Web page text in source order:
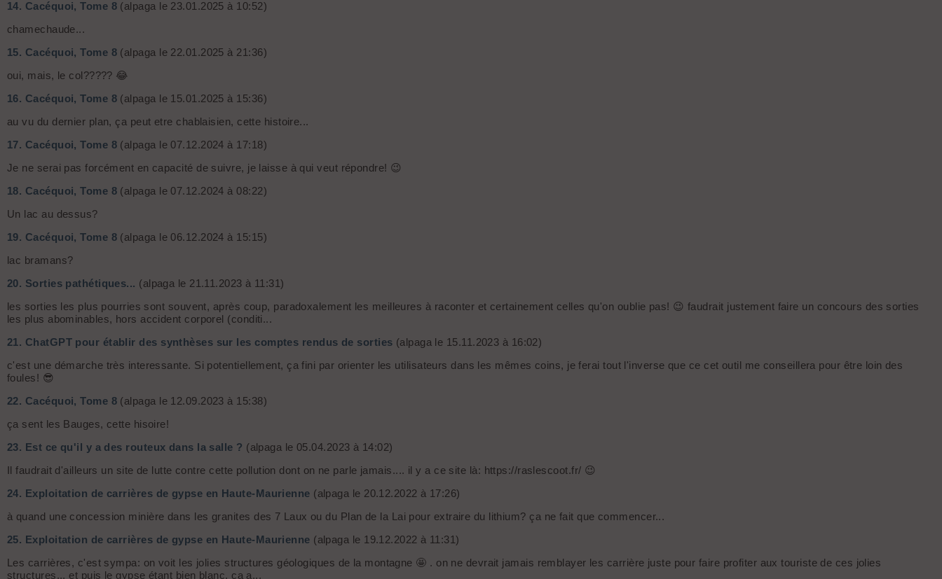
14. Cacéquoi, Tome 8 (alpaga le 23.01.2025 à 10:52)
chamechaude...
15. Cacéquoi, Tome 8 (alpaga le 22.01.2025 à 21:36)
oui, mais, le col????? 😂
16. Cacéquoi, Tome 8 (alpaga le 15.01.2025 à 15:36)
au vu du dernier plan, ça peut etre chablaisien, cette histoire...
17. Cacéquoi, Tome 8 (alpaga le 07.12.2024 à 17:18)
Je ne serai pas forcément en capacité de suivre, je laisse à qui veut répondre! 😉
18. Cacéquoi, Tome 8 (alpaga le 07.12.2024 à 08:22)
Un lac au dessus?
19. Cacéquoi, Tome 8 (alpaga le 06.12.2024 à 15:15)
lac bramans?
20. Sorties pathétiques... (alpaga le 21.11.2023 à 11:31)
les sorties les plus pourries sont souvent, après coup, paradoxalement les meilleures à raconter et certainement celles qu'on oublie pas! 😉 faudrait justement faire un concours des sorties
les plus abominables, hors accident corporel (conditi...
21. ChatGPT pour établir des synthèses sur les comptes rendus de sorties (alpaga le 15.11.2023 à 16:02)
c'est une démarche très interessante. Si potentiellement, ça fini par orienter les utilisateurs dans les mêmes coins, je ferai tout l'inverse que ce cet outil me conseillera pour être loin des
foules! 😎
22. Cacéquoi, Tome 8 (alpaga le 12.09.2023 à 15:38)
ça sent les Bauges, cette hisoire!
23. Est ce qu'il y a des routeux dans la salle ? (alpaga le 05.04.2023 à 14:02)
Il faudrait d'ailleurs un site de lutte contre cette pollution dont on ne parle jamais.... il y a ce site là: https://raslescoot.fr/ 😉
24. Exploitation de carrières de gypse en Haute-Maurienne (alpaga le 20.12.2022 à 17:26)
à quand une concession minière dans les granites des 7 Laux ou du Plan de la Lai pour extraire du lithium? ça ne fait que commencer...
25. Exploitation de carrières de gypse en Haute-Maurienne (alpaga le 19.12.2022 à 11:31)
Les carrières, c'est sympa: on voit les jolies structures géologiques de la montagne 🤩 . on ne devrait jamais remblayer les carrière juste pour faire profiter aux touriste de ces jolies
structures... et puis le gypse étant bien blanc, ça a...